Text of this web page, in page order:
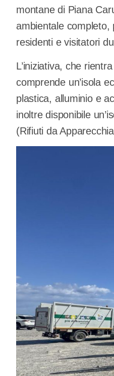
montane di Piana
ambientale
residenti e visitatori
L’iniziativa, che
comprende un’isola
plastica, alluminio e
inoltre disponibile
(Rifiuti da